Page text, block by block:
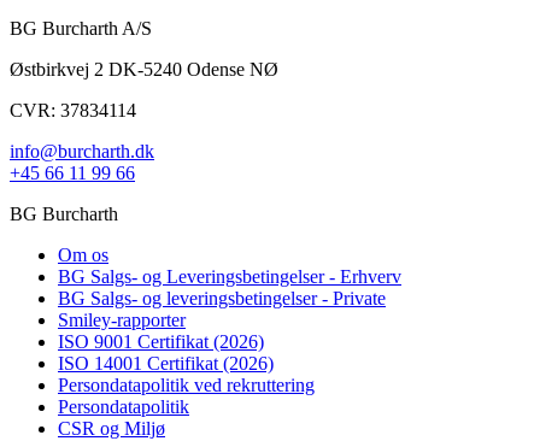
BG Burcharth A/S
Østbirkvej 2 DK-5240 Odense NØ
CVR: 37834114
info@burcharth.dk
+45 66 11 99 66
BG Burcharth
Om os
BG Salgs- og Leveringsbetingelser - Erhverv
BG Salgs- og leveringsbetingelser - Private
Smiley-rapporter
ISO 9001 Certifikat (2026)
ISO 14001 Certifikat (2026)
Persondatapolitik ved rekruttering
Persondatapolitik
CSR og Miljø